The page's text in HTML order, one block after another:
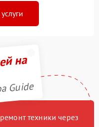
на
Guide
техники через